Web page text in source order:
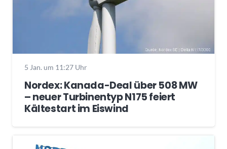
5 Jan. um 11:27 Uhr
Nordex: Kanada-Deal über 508 MW
– neuer Turbinentyp N175 feiert
Kältestart im Eiswind